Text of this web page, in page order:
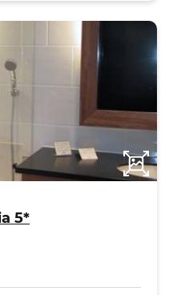
5*